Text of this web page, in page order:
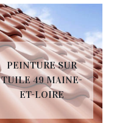
PEINTURE SUR
TUILE 49 MAINE-
ET-LOIRE